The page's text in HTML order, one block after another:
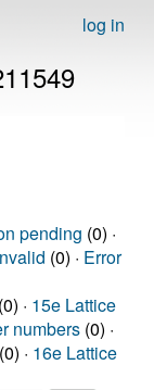
log in
pending (0) ·
(0) · Error
(0) · 15e Lattice
numbers (0) ·
(0) · 16e Lattice